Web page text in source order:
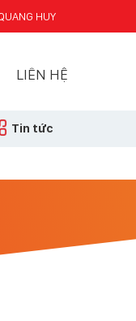
HUY
LIÊN HỆ
Tin tức